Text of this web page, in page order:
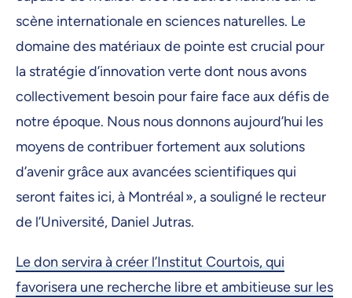
scène internationale en sciences naturelles. Le
domaine des matériaux de pointe est crucial pour
la stratégie d’innovation verte dont nous avons
collectivement besoin pour faire face aux défis de
notre époque. Nous nous donnons aujourd’hui les
moyens de contribuer fortement aux solutions
d’avenir grâce aux avancées scientifiques qui
seront faites ici, à Montréal », a souligné le recteur
de l’Université, Daniel Jutras.
Le don servira à créer l’Institut Courtois, qui
favorisera une recherche libre et ambitieuse sur les